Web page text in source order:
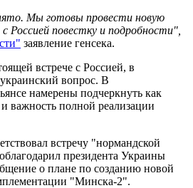
Мы готовы провести новую
Россией повестку и подробности",
заявление генсека.
встрече с Россией, в
вопрос. В
намерены подчеркнуть как
важность полной реализации
встречу "нормандской
президента Украины
о плане по созданию новой
"Минска-2".